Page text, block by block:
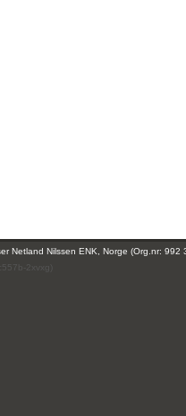
Netland Nilssen ENK, Norge (Org.nr: 992
2xvxg)